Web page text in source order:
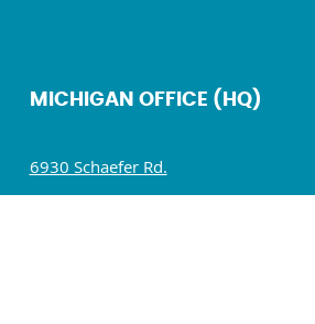
MICHIGAN OFFICE (HQ)
6930 Schaefer Rd.